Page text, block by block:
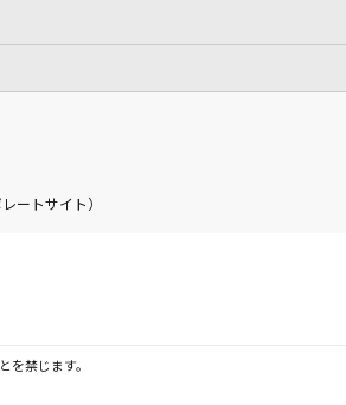
ートサイト）
を禁じます。